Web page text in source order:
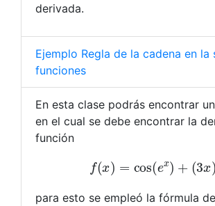
derivada.
Ejemplo Regla de la cadena en la
funciones
En esta clase podrás encontrar
en el cual se debe encontrar la
función
f( ) e x) ( 3x
para esto se empleó la fórmula